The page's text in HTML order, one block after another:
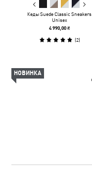
Кеды Suede Classic Sneakers
Unisex
4 990,00 ₴
(2)
НОВИНКА